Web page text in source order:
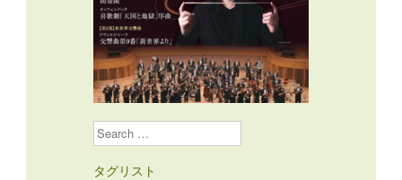
Search
タグリスト